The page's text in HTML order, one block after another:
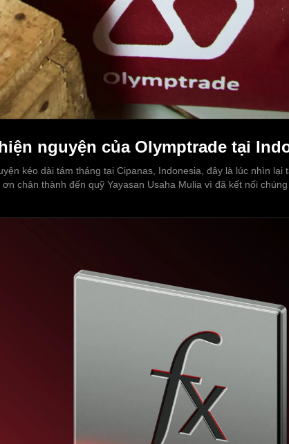
nguyện của Olymptrade tại
kéo dài tám tháng tại Cipanas, Indonesia, đây là lúc nhìn
chân thành đến quỹ Yayasan Usaha Mulia vì đã kết nối